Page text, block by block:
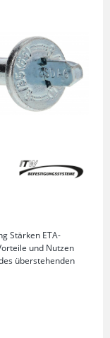
Stärken ETA-
und Nutzen
überstehenden